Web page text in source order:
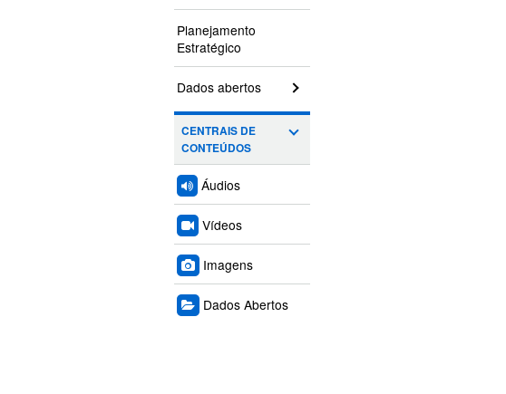
Planejamento
Estratégico
Dados abertos
CENTRAIS DE
CONTEÚDOS
Áudios
Vídeos
Imagens
Dados Abertos